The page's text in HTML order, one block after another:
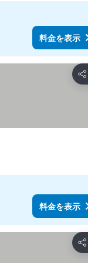
料金を表示
料金を表示